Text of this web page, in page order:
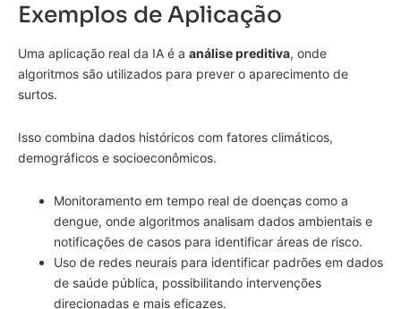
Exemplos de Aplicação
Uma aplicação real da IA é a análise preditiva, onde
algoritmos são utilizados para prever o aparecimento de
surtos.
Isso combina dados históricos com fatores climáticos,
demográficos e socioeconômicos.
Monitoramento em tempo real de doenças como a
dengue, onde algoritmos analisam dados ambientais e
notificações de casos para identificar áreas de risco.
Uso de redes neurais para identificar padrões em dados
de saúde pública, possibilitando intervenções
direcionadas e mais eficazes.